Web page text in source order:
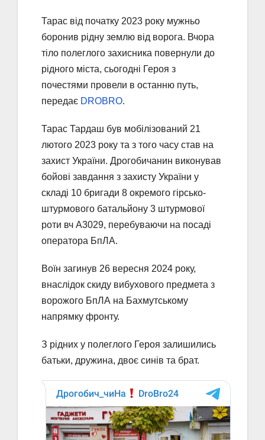
Тарас від початку 2023 року мужньо
боронив рідну землю від ворога. Вчора
тіло полеглого захисника повернули до
рідного міста, сьогодні Героя з
почестями провели в останню путь,
передає DROBRO.
Тарас Тардаш був мобілізований 21
лютого 2023 року та з того часу став на
захист України. Дрогобичанин виконував
бойові завдання з захисту України у
складі 10 бригади 8 окремого гірсько-
штурмового батальйону 3 штурмової
роти вч А3029, перебуваючи на посаді
оператора БпЛА.
Воїн загинув 26 вересня 2024 року,
внаслідок скиду вибухового предмета з
ворожого БпЛА на Бахмутському
напрямку фронту.
З рідних у полеглого Героя залишились
батьки, дружина, двоє синів та брат.